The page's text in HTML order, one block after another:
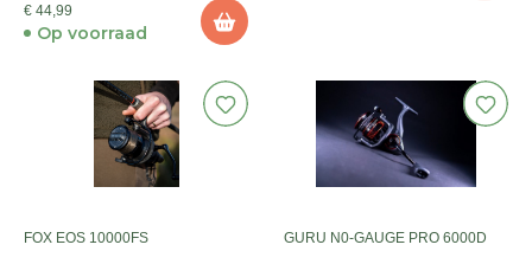
€ 44,99
Op voorraad
FOX EOS 10000FS GURU N0-GAUGE PRO 6000D